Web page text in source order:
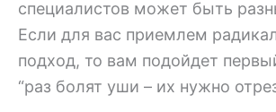
специалистов может быть
Если для вас приемлем
подход, то вам подойдет
“раз болят уши – их нужно